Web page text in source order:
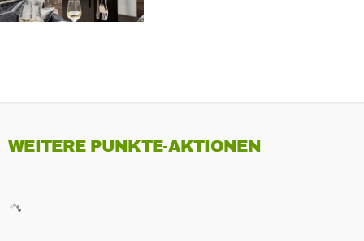
WEITERE PUNKTE-AKTIONEN